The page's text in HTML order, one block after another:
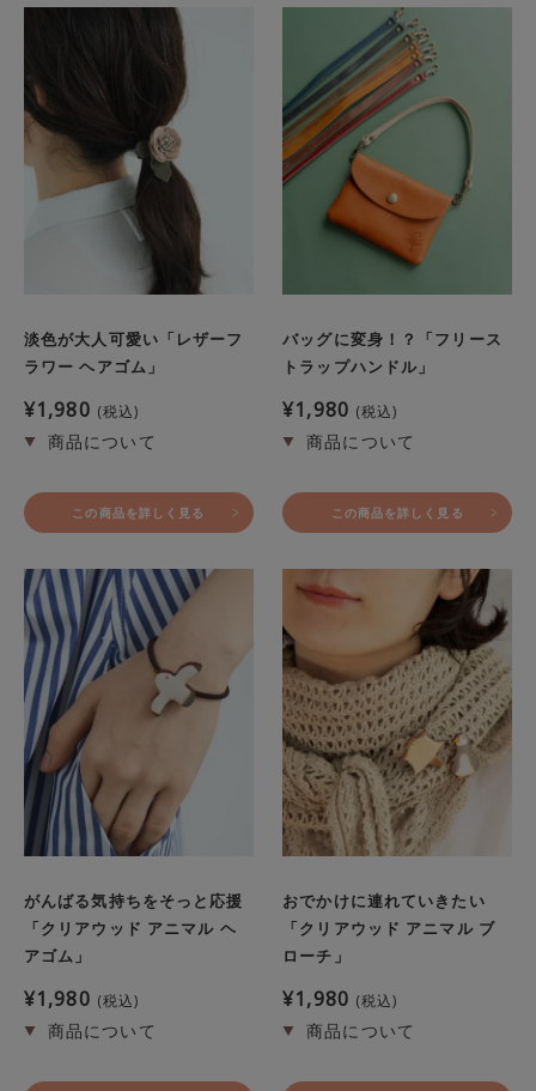
淡色が大人可愛い「レザーフ
ラワー ヘアゴム」
¥1,980 税込
この商品を詳しく見る
バッグに変身！？「フリース
トラップハンドル」
¥1,980 税込
この商品を詳しく見る
がんばる気持ちをそっと応援
「クリアウッド アニマル ヘ
アゴム」
¥1,980 税込
おでかけに連れていきたい
「クリアウッド アニマル ブ
ローチ」
¥1,980 税込